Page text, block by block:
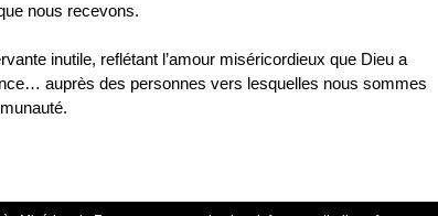
nous recevons.
inutile, reflétant l’amour miséricordieux que Dieu a
auprès des personnes vers lesquelles nous sommes